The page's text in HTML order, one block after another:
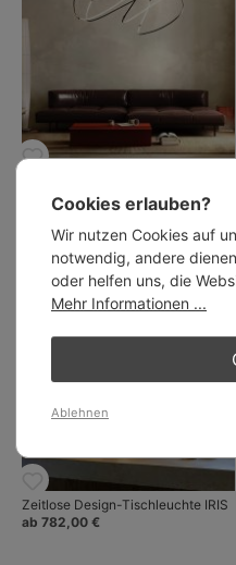
ZIGOUZI, 150-180 cm
ab 2.656,00 €
Zeitlose Design-Tischleuchte IRIS
ab 782,00 €
Cookies erlauben?
Wir nutzen Cookies auf
notwendig, andere
oder helfen uns, die
Mehr Informationen ...
Ablehnen